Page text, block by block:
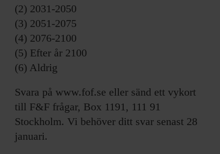
KONTAKTA F&F
SKRIV I F&F
PRENUMERERA PÅ F&F
OM F&F
(2) 2031-2050
(3) 2051-2075
(4) 2076-2100
(5) Efter år 2100
(6) Aldrig
Svara på www.fof.se eller sänd ett vykort
till F&F frågar, Box 1191, 111 91
Stockholm. Vi behöver ditt svar senast 28
januari.